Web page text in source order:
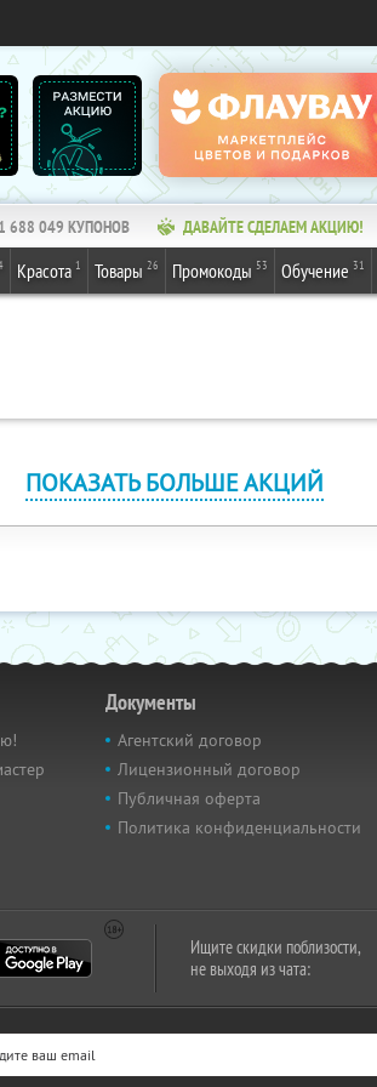
688 049 КУПОНОВ ДАВАЙТЕ СДЕЛАЕМ АКЦИЮ!
Красота 1 Товары 26 Промокоды 53 Обучение 31
ПОКАЗАТЬ БОЛЬШЕ АКЦИЙ
Документы
Агентский договор
Лицензионный договор
Публичная оферта
Политика конфиденциальности
Ищите скидки поблизости,
не выходя из чата: